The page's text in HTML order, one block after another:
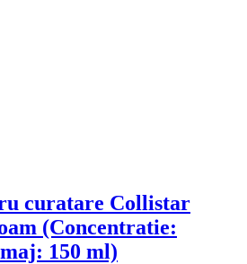
curatare Collistar
(Concentratie:
150 ml)